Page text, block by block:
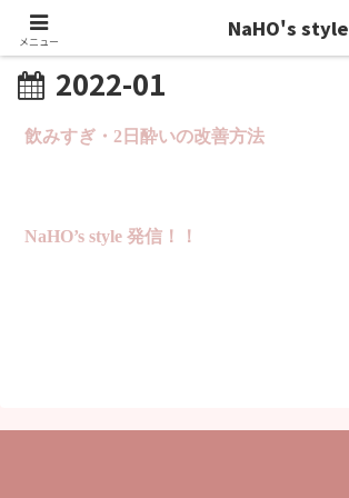
2022-01
飲みすぎ・2日酔いの改善方法
NaHO’s style 発信！！
メニュー
NaHO's style